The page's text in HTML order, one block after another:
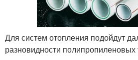
Для систем отопления подойдут
разновидности полипропиленовых